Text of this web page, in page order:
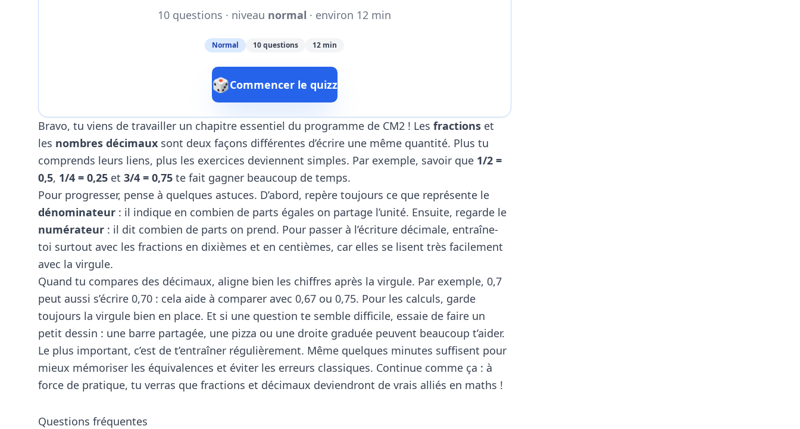
10 questions · niveau normal · environ 12 min
Normal 10 questions 12 min
🎲Commencer le quizz
Bravo, tu viens de travailler un chapitre essentiel du programme de CM2 ! Les fractions et
les nombres décimaux sont deux façons différentes d’écrire une même quantité. Plus tu
comprends leurs liens, plus les exercices deviennent simples. Par exemple, savoir que 1/2 =
0,5, 1/4 = 0,25 et 3/4 = 0,75 te fait gagner beaucoup de temps.
Pour progresser, pense à quelques astuces. D’abord, repère toujours ce que représente le
dénominateur : il indique en combien de parts égales on partage l’unité. Ensuite, regarde le
numérateur : il dit combien de parts on prend. Pour passer à l’écriture décimale, entraîne-
toi surtout avec les fractions en dixièmes et en centièmes, car elles se lisent très facilement
avec la virgule.
Quand tu compares des décimaux, aligne bien les chiffres après la virgule. Par exemple, 0,7
peut aussi s’écrire 0,70 : cela aide à comparer avec 0,67 ou 0,75. Pour les calculs, garde
toujours la virgule bien en place. Et si une question te semble difficile, essaie de faire un
petit dessin : une barre partagée, une pizza ou une droite graduée peuvent beaucoup t’aider.
Le plus important, c’est de t’entraîner régulièrement. Même quelques minutes suffisent pour
mieux mémoriser les équivalences et éviter les erreurs classiques. Continue comme ça : à
force de pratique, tu verras que fractions et décimaux deviendront de vrais alliés en maths !
Questions fréquentes